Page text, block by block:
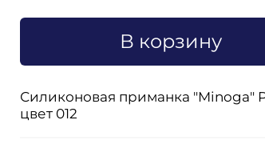
В корзину
Силиконовая приманка "Minoga"
цвет 012